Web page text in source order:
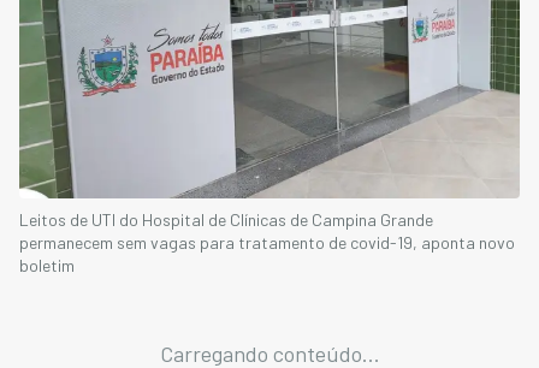
Leitos de UTI do Hospital de Clínicas de Campina Grande
permanecem sem vagas para tratamento de covid-19, aponta novo
boletim
Carregando conteúdo...